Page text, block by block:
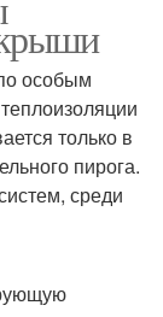
особым
только в
пирога.
среди